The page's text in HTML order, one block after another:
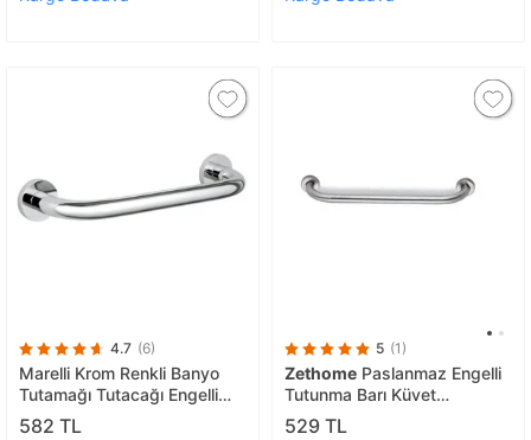
4.7 (6)
Marelli Krom Renkli Banyo
Tutamağı Tutacağı Engelli
Tutunma Barı 40 Cm
582 TL
5 (1)
Zethome Paslanmaz Engelli
Tutunma Barı Küvet
Tutamağı 30cm
529 TL